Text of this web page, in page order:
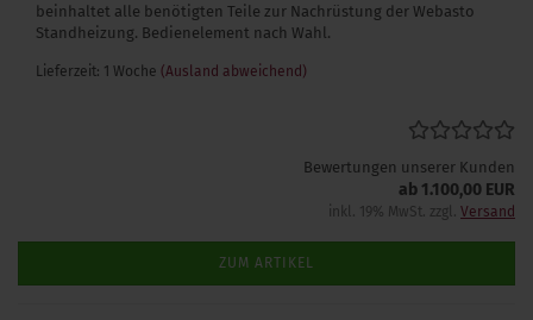
beinhaltet alle benötigten Teile zur Nachrüstung der Webasto
Standheizung. Bedienelement nach Wahl.
Lieferzeit: 1 Woche (Ausland abweichend)
Bewertungen unserer Kunden
ab 1.100,00 EUR
inkl. 19% MwSt. zzgl. Versand
ZUM ARTIKEL